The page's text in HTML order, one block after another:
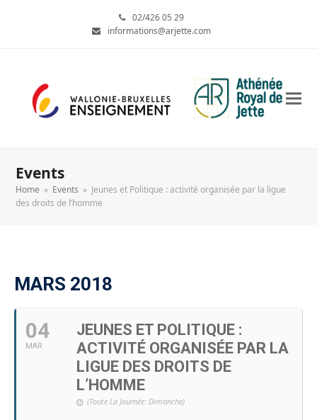
02/426 05 29
informations@arjette.com
Events
Home » Events » Jeunes et Politique : activité organisée par la ligue
des droits de l’homme
MARS 2018
04
MAR
JEUNES ET POLITIQUE :
ACTIVITÉ ORGANISÉE PAR LA
LIGUE DES DROITS DE
L’HOMME
(Toute La Journée: Dimanche)